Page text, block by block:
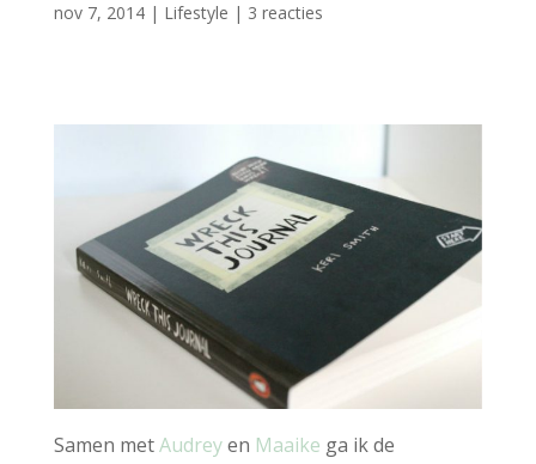
nov 7, 2014| Lifestyle | 3 reacties
Samen metAudreyen Maaike ga ik de